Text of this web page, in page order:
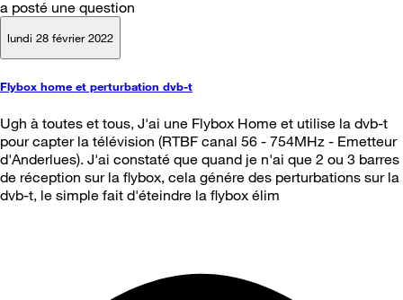
a posté une question
lundi 28 février 2022
Flybox home et perturbation dvb-t
Ugh à toutes et tous, J'ai une Flybox Home et utilise la dvb-t
pour capter la télévision (RTBF canal 56 - 754MHz - Emetteur
d'Anderlues). J'ai constaté que quand je n'ai que 2 ou 3 barres
de réception sur la flybox, cela génére des perturbations sur la
dvb-t, le simple fait d'éteindre la flybox élim